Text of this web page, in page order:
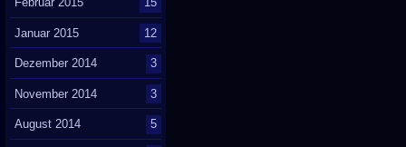
Januar 2015 12
Dezember 2014 3
November 2014 3
August 2014 5